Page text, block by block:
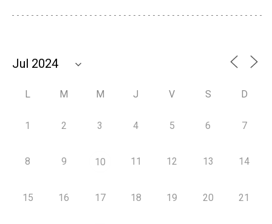
L M M J V S D
1 2 3 4 5 6 7
8 9 10 11 12 13 14
15 16 17 18 19 20 21